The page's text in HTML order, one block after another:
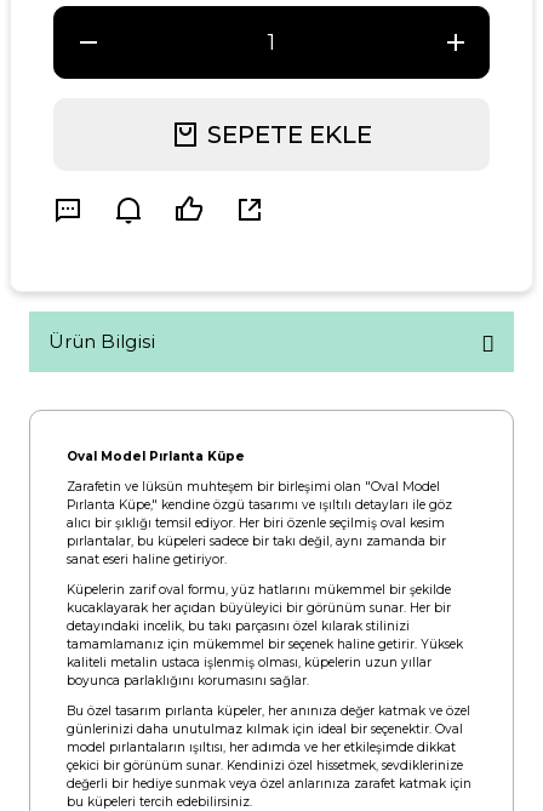
SEPETE EKLE
Ürün Bilgisi
Oval Model Pırlanta Küpe
Zarafetin ve lüksün muhteşem bir birleşimi olan "Oval Model
Pırlanta Küpe," kendine özgü tasarımı ve ışıltılı detayları ile göz
alıcı bir şıklığı temsil ediyor. Her biri özenle seçilmiş oval kesim
pırlantalar, bu küpeleri sadece bir takı değil, aynı zamanda bir
sanat eseri haline getiriyor.
Küpelerin zarif oval formu, yüz hatlarını mükemmel bir şekilde
kucaklayarak her açıdan büyüleyici bir görünüm sunar. Her bir
detayındaki incelik, bu takı parçasını özel kılarak stilinizi
tamamlamanız için mükemmel bir seçenek haline getirir. Yüksek
kaliteli metalin ustaca işlenmiş olması, küpelerin uzun yıllar
boyunca parlaklığını korumasını sağlar.
Bu özel tasarım pırlanta küpeler, her anınıza değer katmak ve özel
günlerinizi daha unutulmaz kılmak için ideal bir seçenektir. Oval
model pırlantaların ışıltısı, her adımda ve her etkileşimde dikkat
çekici bir görünüm sunar. Kendinizi özel hissetmek, sevdiklerinize
değerli bir hediye sunmak veya özel anlarınıza zarafet katmak için
bu küpeleri tercih edebilirsiniz.